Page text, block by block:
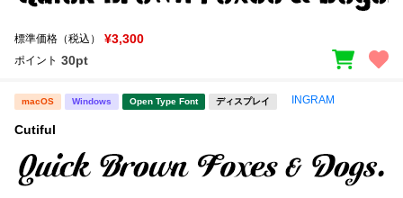
標準価格（税込） ¥3,300
ポイント 30pt
macOS Windows Open Type Font ディスプレイ INGRAM
Cutiful